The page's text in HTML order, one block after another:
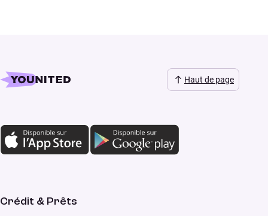
Haut de page
Crédit & Prêts